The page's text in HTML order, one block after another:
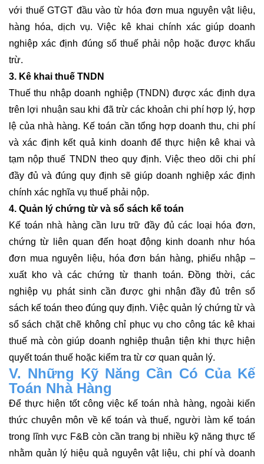
với thuế GTGT đầu vào từ hóa đơn mua nguyên vật liệu,
hàng hóa, dịch vụ. Việc kê khai chính xác giúp doanh
nghiệp xác định đúng số thuế phải nộp hoặc được khấu
trừ.
3. Kê khai thuế TNDN
Thuế thu nhập doanh nghiệp (TNDN) được xác định dựa
trên lợi nhuận sau khi đã trừ các khoản chi phí hợp lý, hợp
lệ của nhà hàng. Kế toán cần tổng hợp doanh thu, chi phí
và xác định kết quả kinh doanh để thực hiện kê khai và
tạm nộp thuế TNDN theo quy định. Việc theo dõi chi phí
đầy đủ và đúng quy định sẽ giúp doanh nghiệp xác định
chính xác nghĩa vụ thuế phải nộp.
4. Quản lý chứng từ và sổ sách kế toán
Kế toán nhà hàng cần lưu trữ đầy đủ các loại hóa đơn,
chứng từ liên quan đến hoạt động kinh doanh như hóa
đơn mua nguyên liệu, hóa đơn bán hàng, phiếu nhập –
xuất kho và các chứng từ thanh toán. Đồng thời, các
nghiệp vụ phát sinh cần được ghi nhận đầy đủ trên sổ
sách kế toán theo đúng quy định. Việc quản lý chứng từ và
sổ sách chặt chẽ không chỉ phục vụ cho công tác kê khai
thuế mà còn giúp doanh nghiệp thuận tiện khi thực hiện
quyết toán thuế hoặc kiểm tra từ cơ quan quản lý.
V. Những Kỹ Năng Cần Có Của Kế
Toán Nhà Hàng
Để thực hiện tốt công việc kế toán nhà hàng, ngoài kiến
thức chuyên môn về kế toán và thuế, người làm kế toán
trong lĩnh vực F&B còn cần trang bị nhiều kỹ năng thực tế
nhằm quản lý hiệu quả nguyên vật liệu, chi phí và doanh